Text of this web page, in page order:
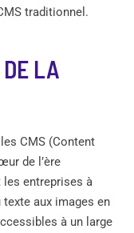
traditionnel.
DE LA
CMS (Content
de l’ère
entreprises à
aux images en
à un large